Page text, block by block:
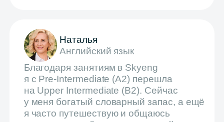
консультацию, и мы поможем
выбрать программу